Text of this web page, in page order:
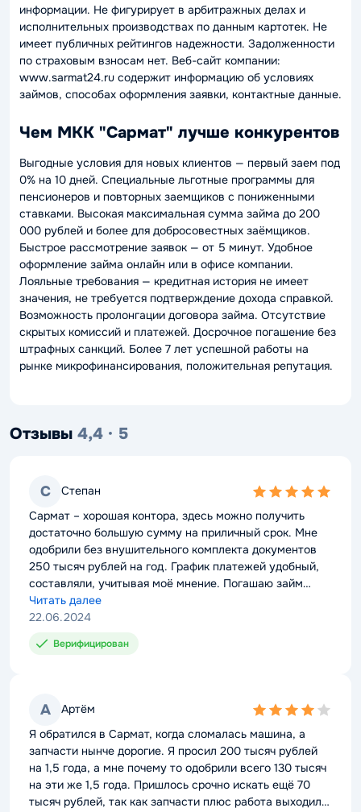
информации. Не фигурирует в арбитражных делах и
исполнительных производствах по данным картотек. Не
имеет публичных рейтингов надежности. Задолженности
по страховым взносам нет. Веб-сайт компании:
www.sarmat24.ru содержит информацию об условиях
займов, способах оформления заявки, контактные данные.
Чем МКК "Сармат" лучше конкурентов
Выгодные условия для новых клиентов — первый заем под
0% на 10 дней. Специальные льготные программы для
пенсионеров и повторных заемщиков с пониженными
ставками. Высокая максимальная сумма займа до 200
000 рублей и более для добросовестных заёмщиков.
Быстрое рассмотрение заявок — от 5 минут. Удобное
оформление займа онлайн или в офисе компании.
Лояльные требования — кредитная история не имеет
значения, не требуется подтверждение дохода справкой.
Возможность пролонгации договора займа. Отсутствие
скрытых комиссий и платежей. Досрочное погашение без
штрафных санкций. Более 7 лет успешной работы на
рынке микрофинансирования, положительная репутация.
Отзывы 4,4 · 5
С Степан
5,0
rating
Сармат – хорошая контора, здесь можно получить
достаточно большую сумму на приличный срок. Мне
одобрили без внушительного комплекта документов
250 тысяч рублей на год. График платежей удобный,
составляли, учитывая моё мнение. Погашаю займ
спокойно, зарплата у меня хорошая. Деньги брал на
покупку мебели в спальню. Как только выплачу этот
Читать далее
22.06.2024
Верифицирован
А Артём
4,0
rating
Я обратился в Сармат, когда сломалась машина, а
запчасти нынче дорогие. Я просил 200 тысяч рублей
на 1,5 года, а мне почему то одобрили всего 130 тысяч
на эти же 1,5 года. Пришлось срочно искать ещё 70
тысяч рублей, так как запчасти плюс работа выходили